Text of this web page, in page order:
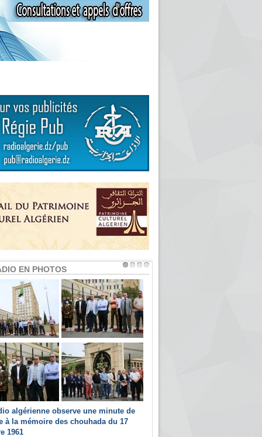
EN PHOTOS
algérienne observe une minute de
à la mémoire des chouhada du 17
1961